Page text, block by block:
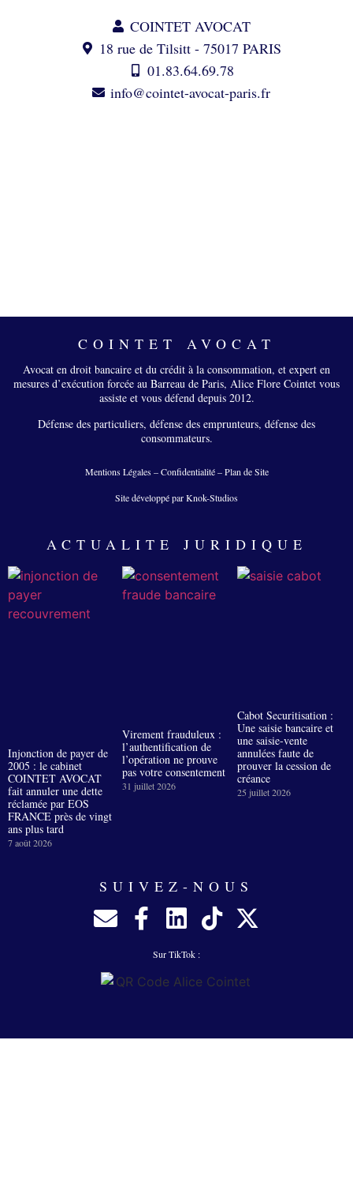
COINTET AVOCAT
18 rue de Tilsitt - 75017 PARIS
01.83.64.69.78
info@cointet-avocat-paris.fr
COINTET AVOCAT
Avocat en droit bancaire et du crédit à la consommation, et expert en
mesures d’exécution forcée au Barreau de Paris, Alice Flore Cointet vous
assiste et vous défend depuis 2012.
Défense des particuliers, défense des emprunteurs, défense des
consommateurs.
Mentions Légales–Confidentialité–Plan de Site
Site développé par Knok-Studios
ACTUALITE JURIDIQUE
Injonction de payer de
2005 : le cabinet
COINTET AVOCAT
fait annuler une dette
réclamée par EOS
FRANCE près de vingt
ans plus tard
7 août 2026
Virement frauduleux :
l’authentification de
l’opération ne prouve
pas votre consentement
31 juillet 2026
Cabot Securitisation :
Une saisie bancaire et
une saisie-vente
annulées faute de
prouver la cession de
créance
25 juillet 2026
SUIVEZ-NOUS
Sur TikTok :